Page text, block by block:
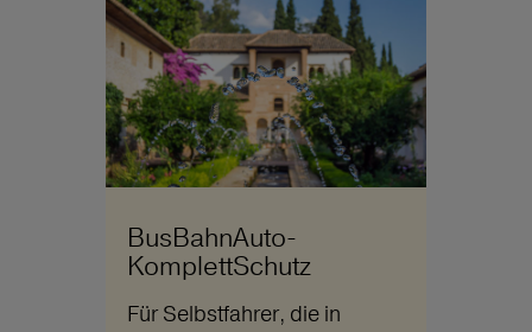
BusBahnAuto-
KomplettSchutz
Für Selbstfahrer, die in